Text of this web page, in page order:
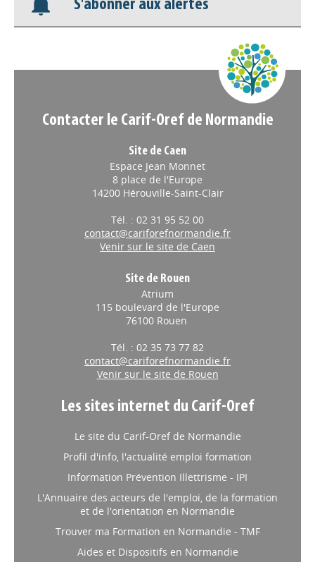
Appels à projets
Site de Caen
Espace Jean Monnet
8 place de l'Europe
Tél. : 02 31 95 52 00
contact@cariforefnormandie.fr
Site de Rouen
Atrium
115 boulevard de l'Europe
Tél. : 02 35 73 77 82
contact@cariforefnormandie.fr
L'Annuaire des acteurs de l'emploi, de la formation